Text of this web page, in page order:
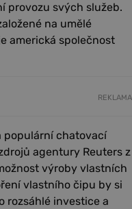
provozu svých služeb.
na umělé
americká společnost
REKLAMA
populární chatovací
agentury Reuters z
výroby vlastních
vlastního čipu by si
rozsáhlé investice a